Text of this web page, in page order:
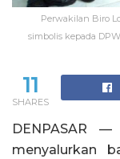
Perwakilan Biro
simbolis kepada
11
SHARES
DENPASAR
menyalurkan